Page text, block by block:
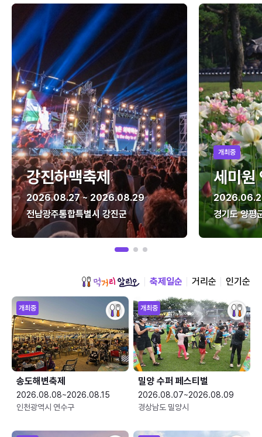
강진하맥축제
2026.08.27 ~ 2026.08.29
전남광주통합특별시 강진군
개최중
세미원
경기도 양평
축제일순 거리순 인기순
개최중
송도해변축제
2026.08.08~2026.08.15
인천광역시 연수구
개최중
밀양 수퍼 페스티벌
2026.08.07~2026.08.09
경상남도 밀양시